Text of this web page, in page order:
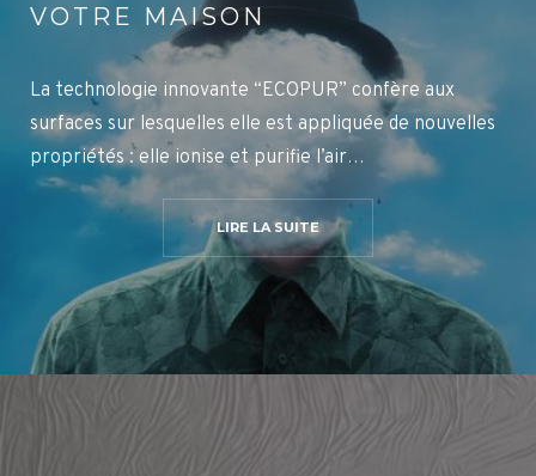
VOTRE MAISON
La technologie innovante “ECOPUR” confère aux
surfaces sur lesquelles elle est appliquée de nouvelles
propriétés : elle ionise et purifie l’air…
LIRE LA SUITE